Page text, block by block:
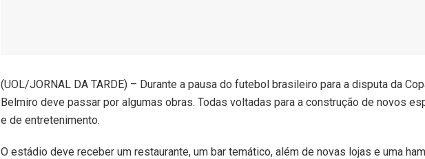
(UOL/JORNAL DA TARDE) – Durante a pausa do futebol brasileiro para a disputa da
Belmiro deve passar por algumas obras. Todas voltadas para a construção de novos
e de entretenimento.
O estádio deve receber um restaurante, um bar temático, além de novas lojas e uma